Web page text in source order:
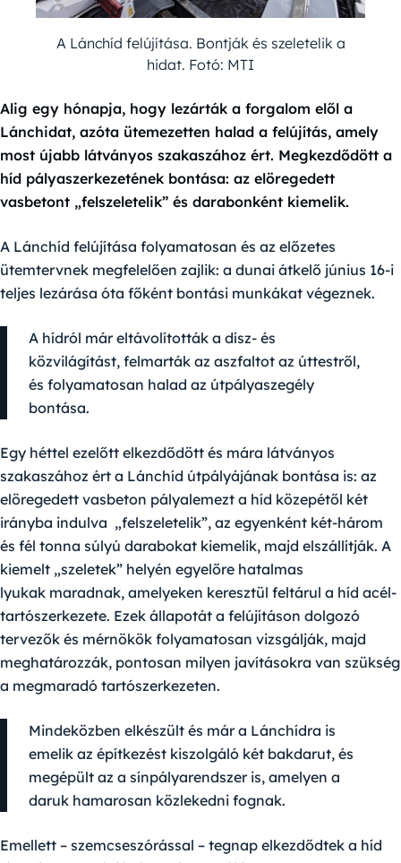
A Lánchíd felújítása. Bontják és szeletelik a
hidat. Fotó: MTI
Alig egy hónapja, hogy lezárták a forgalom elől a
Lánchidat, azóta ütemezetten halad a felújítás, amely
most újabb látványos szakaszához ért. Megkezdődött a
híd pályaszerkezetének bontása: az elöregedett
vasbetont „felszeletelik” és darabonként kiemelik.
A Lánchíd felújítása folyamatosan és az előzetes
ütemtervnek megfelelően zajlik: a dunai átkelő június 16-i
teljes lezárása óta főként bontási munkákat végeznek.
A hídról már eltávolították a dísz- és
közvilágítást, felmarták az aszfaltot az úttestről,
és folyamatosan halad az útpályaszegély
bontása.
Egy héttel ezelőtt elkezdődött és mára látványos
szakaszához ért a Lánchíd útpályájának bontása is: az
elöregedett vasbeton pályalemezt a híd közepétől két
irányba indulva „felszeletelik”, az egyenként két-három
és fél tonna súlyú darabokat kiemelik, majd elszállítják. A
kiemelt „szeletek” helyén egyelőre hatalmas
lyukak maradnak, amelyeken keresztül feltárul a híd acél-
tartószerkezete. Ezek állapotát a felújításon dolgozó
tervezők és mérnökök folyamatosan vizsgálják, majd
meghatározzák, pontosan milyen javításokra van szükség
a megmaradó tartószerkezeten.
Mindeközben elkészült és már a Lánchídra is
emelik az építkezést kiszolgáló két bakdarut, és
megépült az a sínpályarendszer is, amelyen a
daruk hamarosan közlekedni fognak.
Emellett – szemcseszórással – tegnap elkezdődtek a híd